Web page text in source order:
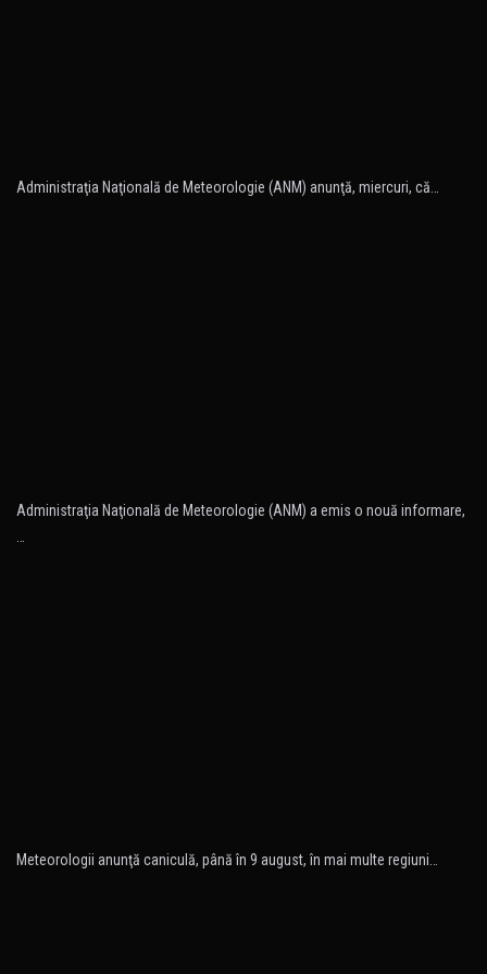
Administraţia Naţională de Meteorologie (ANM) anunţă, miercuri, că…
Administraţia Naţională de Meteorologie (ANM) a emis o nouă informare,
…
Meteorologii anunţă caniculă, până în 9 august, în mai multe regiuni…